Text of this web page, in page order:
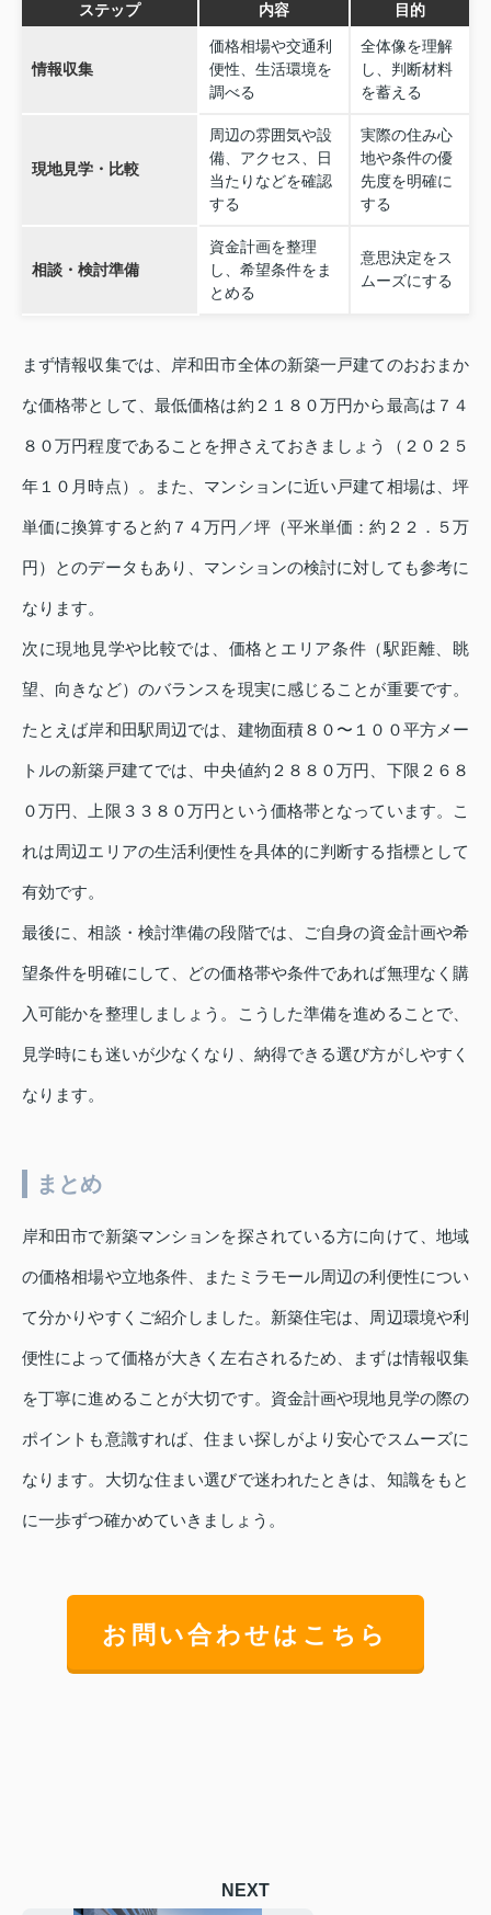
ステップ 内容 目的
情報収集
価格相場や交通利
便性、生活環境を
調べる
全体像を理解
し、判断材料
を蓄える
現地見学・比較
周辺の雰囲気や設
備、アクセス、日
当たりなどを確認
する
実際の住み心
地や条件の優
先度を明確に
する
相談・検討準備
資金計画を整理
し、希望条件をま
とめる
意思決定をス
ムーズにする
まず情報収集では、岸和田市全体の新築一戸建てのおおまか
な価格帯として、最低価格は約２１８０万円から最高は７４
８０万円程度であることを押さえておきましょう（２０２５
年１０月時点）。また、マンションに近い戸建て相場は、坪
単価に換算すると約７４万円／坪（平米単価：約２２．５万
円）とのデータもあり、マンションの検討に対しても参考に
なります。
次に現地見学や比較では、価格とエリア条件（駅距離、眺
望、向きなど）のバランスを現実に感じることが重要です。
たとえば岸和田駅周辺では、建物面積８０〜１００平方メー
トルの新築戸建てでは、中央値約２８８０万円、下限２６８
０万円、上限３３８０万円という価格帯となっています。こ
れは周辺エリアの生活利便性を具体的に判断する指標として
有効です。
最後に、相談・検討準備の段階では、ご自身の資金計画や希
望条件を明確にして、どの価格帯や条件であれば無理なく購
入可能かを整理しましょう。こうした準備を進めることで、
見学時にも迷いが少なくなり、納得できる選び方がしやすく
なります。
まとめ
岸和田市で新築マンションを探されている方に向けて、地域
の価格相場や立地条件、またミラモール周辺の利便性につい
て分かりやすくご紹介しました。新築住宅は、周辺環境や利
便性によって価格が大きく左右されるため、まずは情報収集
を丁寧に進めることが大切です。資金計画や現地見学の際の
ポイントも意識すれば、住まい探しがより安心でスムーズに
なります。大切な住まい選びで迷われたときは、知識をもと
に一歩ずつ確かめていきましょう。
お問い合わせはこちら
NEXT